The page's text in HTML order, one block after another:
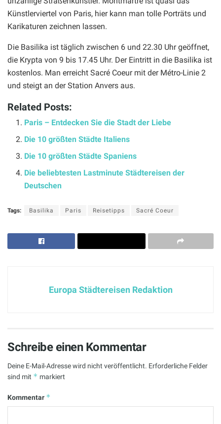
Künstlerviertel von Paris, hier kann man tolle Porträts und
Karikaturen zeichnen lassen.
Die Basilika ist täglich zwischen 6 und 22.30 Uhr geöffnet,
die Krypta von 9 bis 17.45 Uhr. Der Eintritt in die Basilika ist
kostenlos. Man erreicht Sacré Coeur mit der Métro-Linie 2
und steigt an der Station Anvers aus.
Related Posts:
Paris – Entdecken Sie die Stadt der Liebe
Die 10 größten Städte Italiens
Die 10 größten Städte Spaniens
Die beliebtesten Lastminute Städtereisen der
Deutschen
Tags: Basilika Paris Reisetipps Sacré Coeur
Europa Städtereisen Redaktion
Schreibe einen Kommentar
Deine E-Mail-Adresse wird nicht veröffentlicht. Erforderliche Felder
sind mit * markiert
Kommentar *